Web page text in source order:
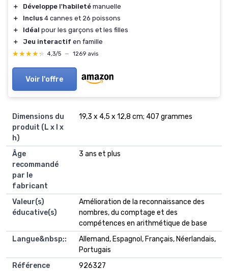
＋ Développe l'habileté manuelle
＋
Inclus 4 cannes et 26 poissons
＋
Idéal pour les garçons et les filles
＋
Jeu interactif en famille
★★★★★
★★★★★ 4,3/5 — 1269 avis
Voir l'offre
Dimensions du
produit (L x l x
h)
‎19,3 x 4,5 x 12,8 cm; 407 grammes
Âge
recommandé
par le
fabricant
‎3 ans et plus
Valeur(s)
éducative(s)
‎Amélioration de la reconnaissance des
nombres, du comptage et des
compétences en arithmétique de base
Langue&nbsp;:
‎Allemand, Espagnol, Français, Néerlandais,
Portugais
Référence
‎926327